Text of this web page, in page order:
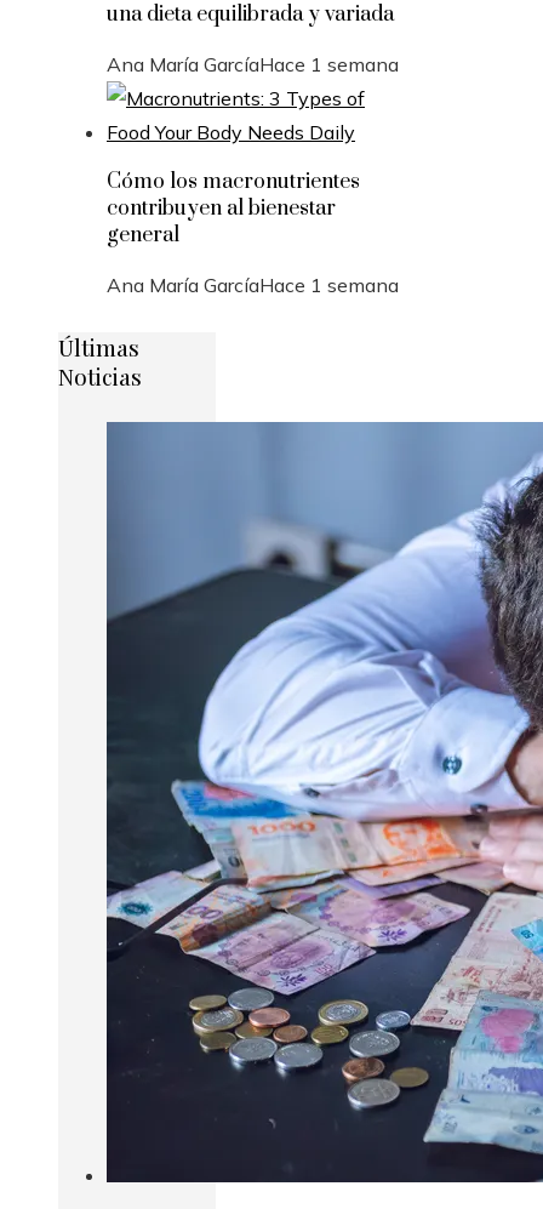
una dieta equilibrada y variada
Ana María GarcíaHace 1 semana
Cómo los macronutrientes
contribuyen al bienestar
general
Ana María GarcíaHace 1 semana
Últimas
Noticias